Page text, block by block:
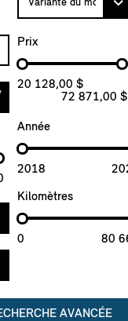
Prix
20 128,00 $
72 871,00 $
Année
2018
Kilomètres
0 80
AVANCÉE